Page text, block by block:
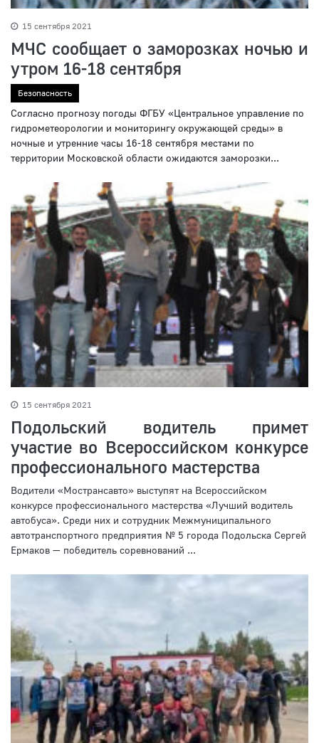
15 сентября 2021
МЧС сообщает о заморозках ночью и
утром 16-18 сентября
Безопасность
Согласно прогнозу погоды ФГБУ «Центральное управление по
гидрометеорологии и мониторингу окружающей среды» в
ночные и утренние часы 16-18 сентября местами по
территории Московской области ожидаются заморозки...
15 сентября 2021
Подольский водитель примет
участие во Всероссийском конкурсе
профессионального мастерства
Водители «Мострансавто» выступят на Всероссийском
конкурсе профессионального мастерства «Лучший водитель
автобуса». Среди них и сотрудник Межмуниципального
автотранспортного предприятия № 5 города Подольска Сергей
Ермаков — победитель соревнований ...